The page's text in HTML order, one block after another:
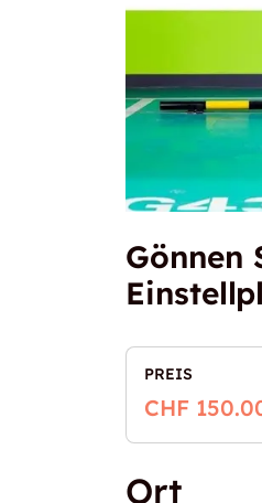
Gönnen
PREIS
CHF
Ort